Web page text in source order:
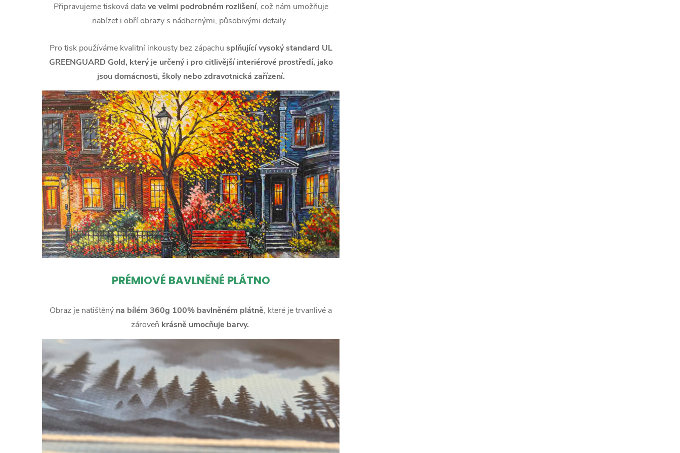
Připravujeme tisková datave velmi podrobném rozlišení, což nám umožňuje
nabízet i obří obrazy s nádhernými, působivými detaily.
Pro tisk používáme kvalitní inkousty bez zápachu splňující vysoký standard UL
GREENGUARD Gold, který je určený i pro citlivější interiérové prostředí, jako
jsou domácnosti, školy nebo zdravotnická zařízení.
PRÉMIOVÉ BAVLNĚNÉ PLÁTNO
Obraz je natištěný na bílém 360g 100% bavlněném plátně, které je trvanlivé a
zároveň krásně umocňuje barvy.